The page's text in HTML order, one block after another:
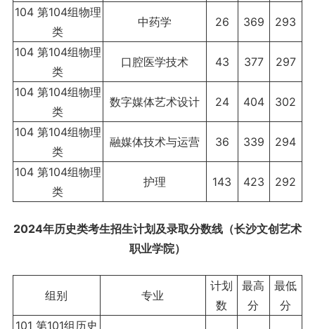
104 第104组物理
类
中药学 26 369 293
104 第104组物理
类
口腔医学技术 43 377 297
104 第104组物理
类
数字媒体艺术设计 24 404 302
104 第104组物理
类
融媒体技术与运营 36 339 294
104 第104组物理
类
护理 143 423 292
2024年历史类考生招生计划及录取分数线（长沙文创艺术
职业学院）
组别 专业
计划
数
最高
分
最低
分
101 第101组历史